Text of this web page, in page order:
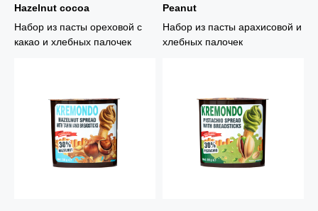
Hazelnut cocoa
Набор из пасты ореховой с
какао и хлебных палочек
Peanut
Набор из пасты арахисовой и
хлебных палочек